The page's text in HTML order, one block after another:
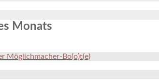
Monats
Möglichmacher-Bo(o)t(e)